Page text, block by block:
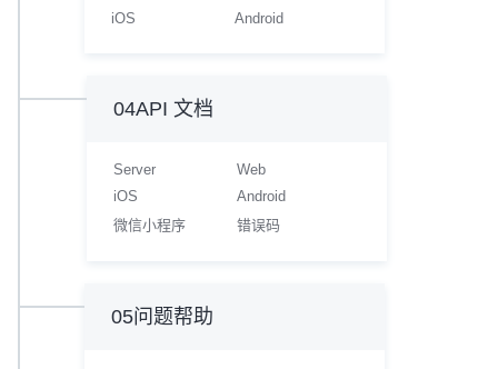
iOS Android
04API 文档
Server
Web
iOS
Android
微信小程序
错误码
05问题帮助